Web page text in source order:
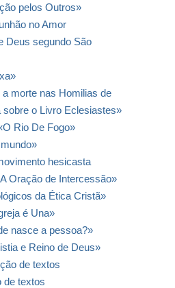
pelos Outros»
no Amor
Deus segundo São
morte nas Homilias de
o Livro Eclesiastes»
Rio De Fogo»
hesicasta
Oração de Intercessão»
da Ética Cristã»
é Una»
nasce a pessoa?»
e Reino de Deus»
de textos
de textos